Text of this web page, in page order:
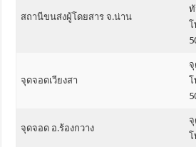
สถานีขนส่งผู้โดยสาร จ.น่าน
โ
จุดจอดเวียงสา
โ
จุดจอด อ.ร้องกวาง
โ